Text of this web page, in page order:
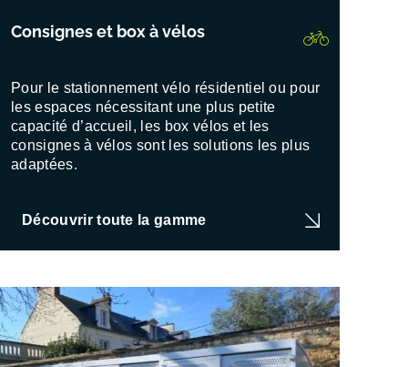
Consignes et box à vélos
Pour le stationnement vélo résidentiel ou pour
les espaces nécessitant une plus petite
capacité d’accueil, les box vélos et les
consignes à vélos sont les solutions les plus
adaptées.
Découvrir toute la gamme